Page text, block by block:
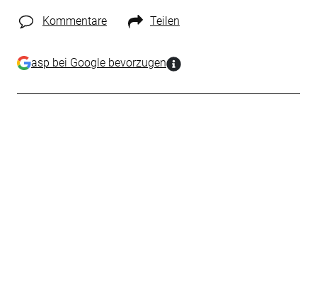
Kommentare Teilen
asp bei Google bevorzugen